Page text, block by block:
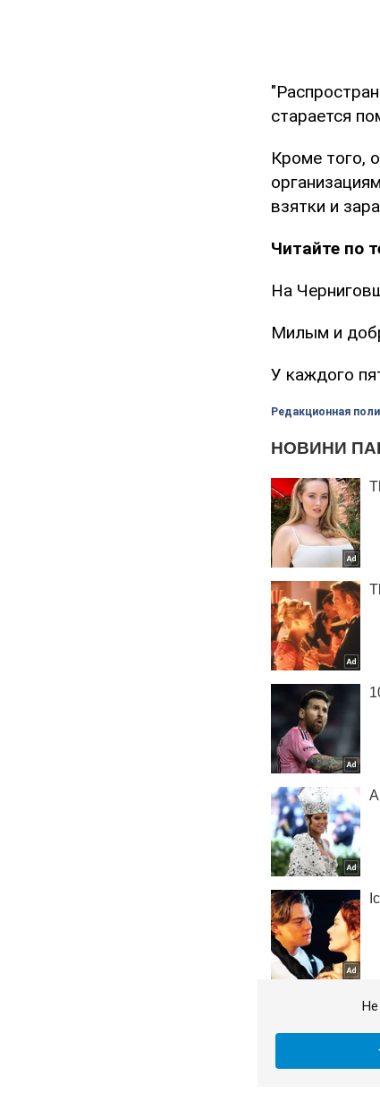
старается
Кроме того,
взятки и
Читайте по
На
Милым и
У каждого
Редакционная
Не